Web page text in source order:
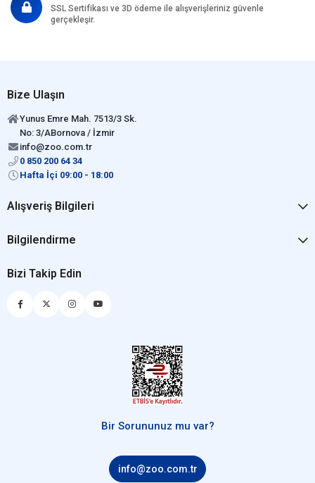
SSL Sertifikası ve 3D ödeme ile alışverişleriniz güvenle
gerçekleşir.
Bize Ulaşın
Yunus Emre Mah. 7513/3 Sk.
No: 3/ABornova / İzmir
info@zoo.com.tr
0 850 200 64 34
Hafta İçi 09:00 - 18:00
Alışveriş Bilgileri
Bilgilendirme
Bizi Takip Edin
Bir Sorununuz mu var?
info@zoo.com.tr